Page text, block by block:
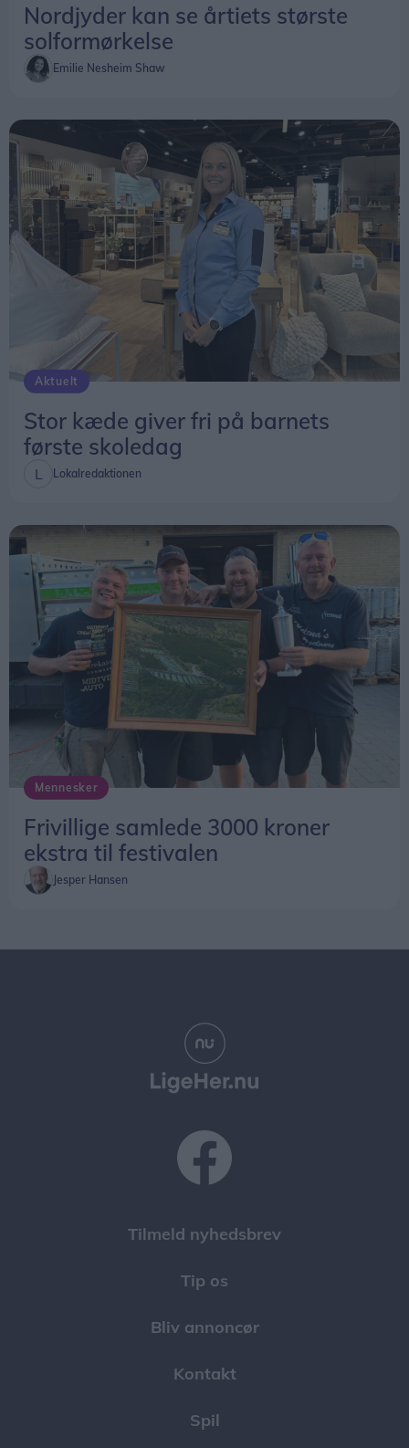
Nordjyder kan se årtiets største
solformørkelse
Emilie Nesheim Shaw
Aktuelt
Stor kæde giver fri på barnets
første skoledag
Lokalredaktionen
Mennesker
Frivillige samlede 3000 kroner
ekstra til festivalen
Jesper Hansen
Tilmeld nyhedsbrev
Tip os
Bliv annoncør
Kontakt
Spil